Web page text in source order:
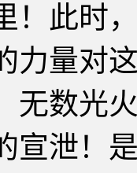
！此时
力量对
数光火
宣泄！